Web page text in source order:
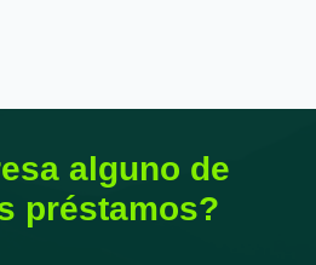
alguno de
préstamos?